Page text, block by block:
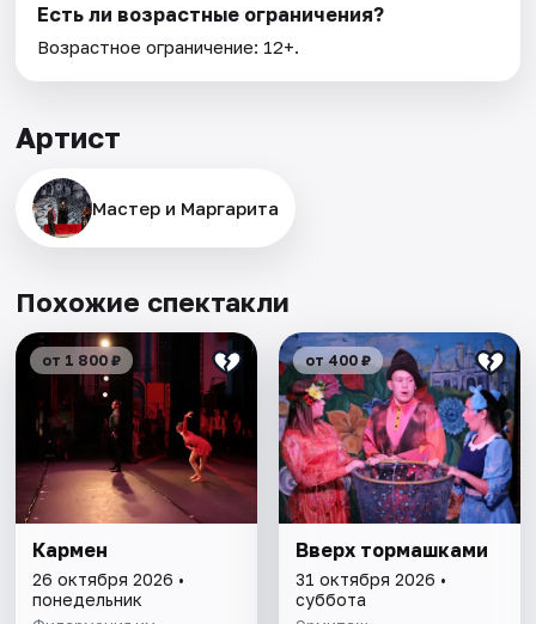
Есть ли возрастные ограничения?
Возрастное ограничение: 12+.
Артист
Мастер и Маргарита
Похожие спектакли
от 1 800 ₽
Кармен
26 октября 2026 •
понедельник
от 400 ₽
Вверх тормашками
31 октября 2026 •
суббота